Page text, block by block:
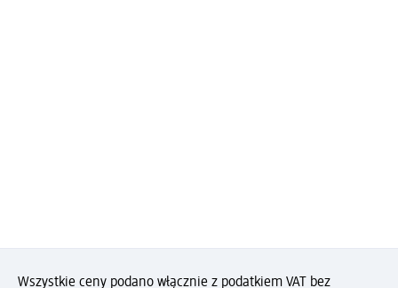
Wszystkie ceny podano włącznie z podatkiem VAT bez